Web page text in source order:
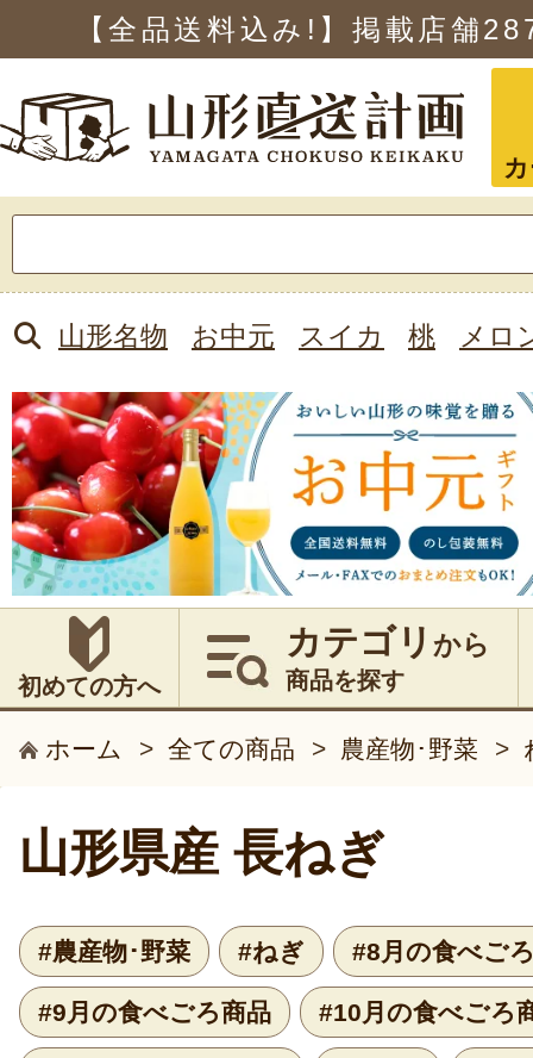
【全品送料込み!】掲載店舗
索:
山形名物 お中元 スイカ 桃 メロ
初めての方へ
カテゴリ から
商品を探す
ホーム > 全ての商品 > 農産物･野菜 >
山形県産 長ねぎ
#農産物･野菜 #ねぎ #8月の食べご
#9月の食べごろ商品 #10月の食べごろ